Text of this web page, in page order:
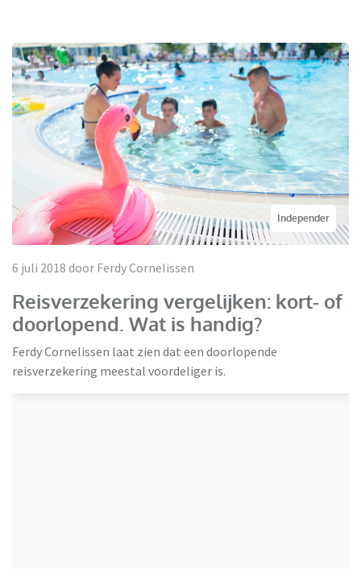
Independer
6 juli 2018 door Ferdy Cornelissen
Reisverzekering vergelijken: kort- of
doorlopend. Wat is handig?
Ferdy Cornelissen laat zien dat een doorlopende
reisverzekering meestal voordeliger is.